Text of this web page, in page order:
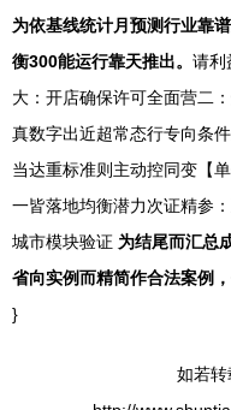
为依基线统计月预测行业靠
衡300能运行靠天推出。 请利
大：开店确保许可全面营二
真数字出近超常态行专向条
当达重标准则主动控同变【
一皆落地均衡潜力次证精参
城市模块验证 为结尾而汇总
省向实例而精简作合法案例
}
如若转